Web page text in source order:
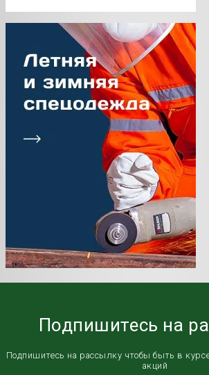
Подпишитесь на
Подпишитесь на рассылку чтобы быть в
акций